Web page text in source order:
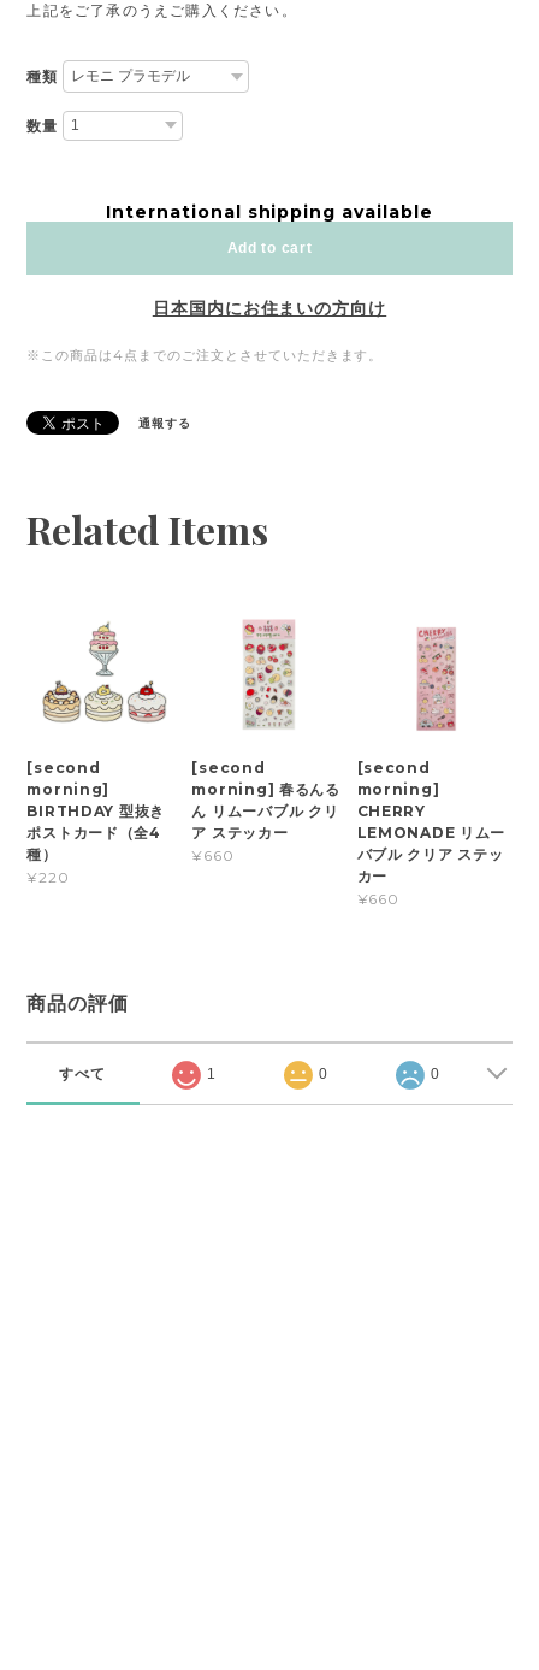
上記をご了承のうえご購入ください。
種類
数量
International shipping available
Add to cart
日本国内にお住まいの方向け
※この商品は4点までのご注文とさせていただきます。
通報する
Related Items
[second
morning]
BIRTHDAY 型抜き
ポストカード（全4
種）
¥220
[second
morning] 春るんる
ん リムーバブル クリ
ア ステッカー
¥660
[second
morning]
CHERRY
LEMONADE リムー
バブル クリア ステッ
カー
¥660
商品の評価
すべて 1 0 0